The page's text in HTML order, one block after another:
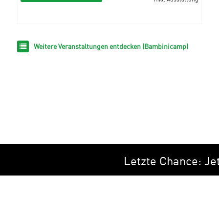
Weitere Veranstaltungen entdecken (Bambinicamp)
Letzte Chance: